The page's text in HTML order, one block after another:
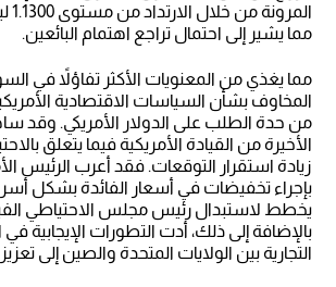
مما يشير إلى احتمال تراجع اهتمام البائعين.
مما يغذي من المعنويات الأكثر تفاؤلاً في
المخاوف بشأن السياسات الاقتصادية
من حدة الطلب على الدولار الأمريكي. وقد
الأخيرة من القيادة الأمريكية فيما يتعلق
زيادة استقرار التوقعات. فقد أعرب الرئيس
بإجراء تخفيضات في أسعار الفائدة بشكل
يخطط لاستبدال رئيس مجلس الاحتياطي
بالإضافة إلى ذلك، أدت التطورات الإيجابية
التجارية بين الولايات المتحدة والصين إلى